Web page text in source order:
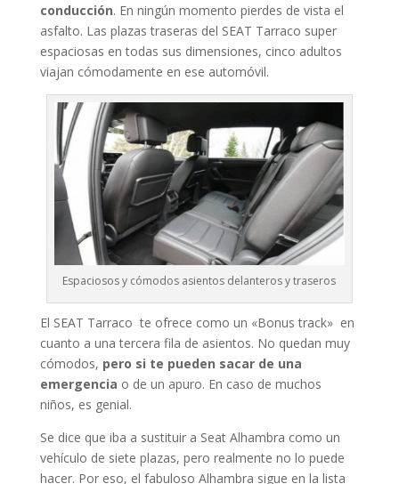
conducción. En ningún momento pierdes de vista el
asfalto. Las plazas traseras del SEAT Tarraco super
espaciosas en todas sus dimensiones, cinco adultos
viajan cómodamente en ese automóvil.
Espaciosos y cómodos asientos delanteros y traseros
El SEAT Tarraco te ofrece como un «Bonus track» en
cuanto a una tercera fila de asientos. No quedan muy
cómodos, pero si te pueden sacar de una
emergencia o de un apuro. En caso de muchos
niños, es genial.
Se dice que iba a sustituir a Seat Alhambra como un
vehículo de siete plazas, pero realmente no lo puede
hacer. Por eso, el fabuloso Alhambra sigue en la lista